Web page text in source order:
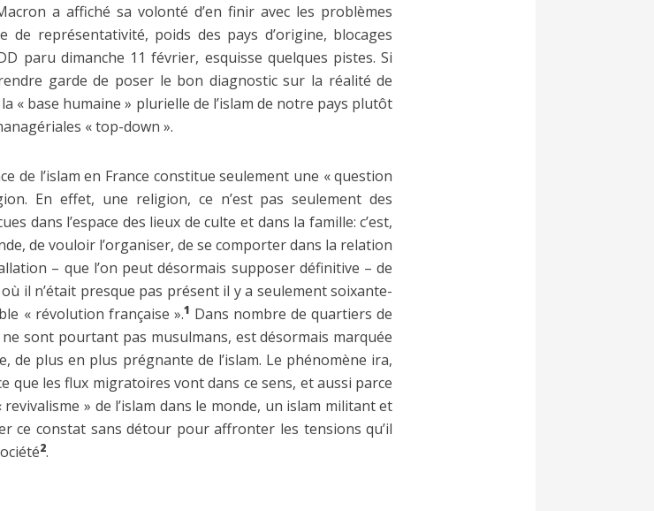
a affiché sa volonté d’en finir avec les problèmes
de représentativité, poids des pays d’origine, blocages
paru dimanche 11 février, esquisse quelques pistes. Si
garde de poser le bon diagnostic sur la réalité de
« base humaine » plurielle de l’islam de notre pays plutôt
« top-down ».
de l’islam en France constitue seulement une « question
En effet, une religion, ce n’est pas seulement des
dans l’espace des lieux de culte et dans la famille: c’est,
de vouloir l’organiser, de se comporter dans la relation
– que l’on peut désormais supposer définitive – de
il n’était presque pas présent il y a seulement soixante-
« révolution française ».1 Dans nombre de quartiers de
sont pourtant pas musulmans, est désormais marquée
de plus en plus prégnante de l’islam. Le phénomène ira,
que les flux migratoires vont dans ce sens, et aussi parce
» de l’islam dans le monde, un islam militant et
ce constat sans détour pour affronter les tensions qu’il
2.